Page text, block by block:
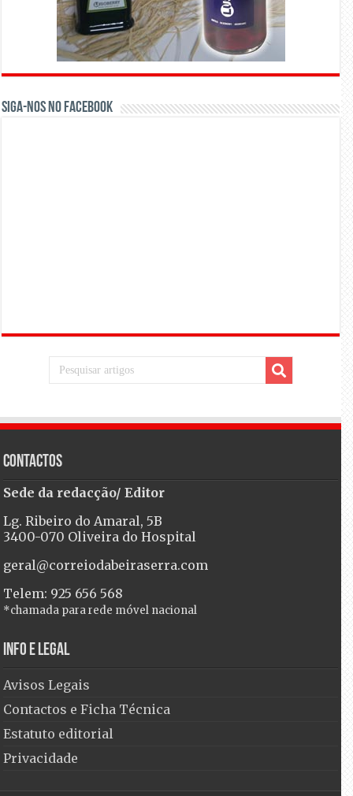
Siga-nos no Facebook
Contactos
Sede da redacção/ Editor
Lg. Ribeiro do Amaral, 5B
3400-070 Oliveira do Hospital
geral@correiodabeiraserra.com
Telem: 925 656 568
*chamada para rede móvel nacional
Info e Legal
Avisos Legais
Contactos e Ficha Técnica
Estatuto editorial
Privacidade